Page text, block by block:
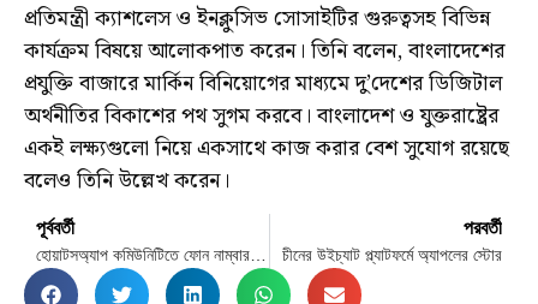
প্রতিমন্ত্রী ক্যাশলেস ও ইনক্লুসিভ সোসাইটির গুরুত্বসহ বিভিন্ন
কার্যক্রম বিষয়ে আলোকপাত করেন। তিনি বলেন, বাংলাদেশের
প্রযুক্তি বাজারে মার্কিন বিনিয়োগের মাধ্যমে দু’দেশের ডিজিটাল
অর্থনীতির বিকাশের পথ সুগম করবে। বাংলাদেশ ও যুক্তরাষ্ট্রের
একই লক্ষ্যগুলো নিয়ে একসাথে কাজ করার বেশ সুযোগ রয়েছে
বলেও তিনি উল্লেখ করেন।
পূর্ববর্তী
হোয়াটসঅ্যাপ কমিউনিটিতে ফোন নাম্বার লুকিয়ে রাখার সুযোগ
পরবর্তী
চীনের উইচ্যাট প্ল্যাটফর্মে অ্যাপলের স্টোর